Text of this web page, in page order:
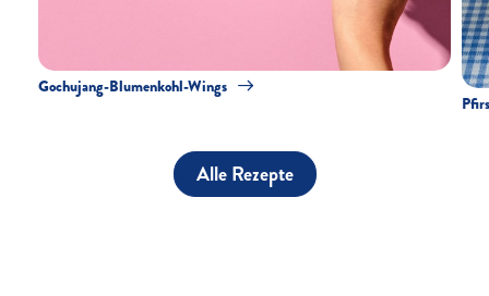
Gochujang-Blumenkohl-Wings
Alle Rezepte